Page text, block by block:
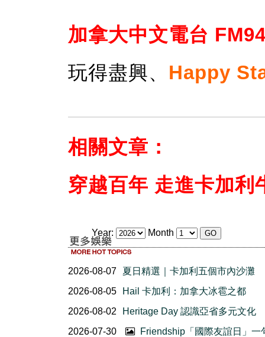
加拿大中文電台
玩得盡興、 Happy
相關文章：
穿越百年 走進卡加利
Year: Month
2026-08-07
夏日精選｜卡加利五個市內沙灘
2026-08-05
Hail 卡加利：加拿大冰雹之都
2026-08-02
Heritage Day 認識亞省多元文化
2026-07-30
Friendship「國際友誼日」一